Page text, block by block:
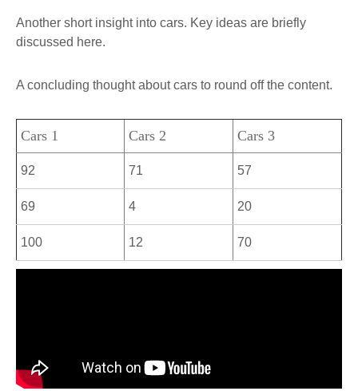
Another short insight into cars. Key ideas are briefly
discussed here.
A concluding thought about cars to round off the content.
Cars 1 Cars 2 Cars 3
92 71 57
69 4 20
100 12 70